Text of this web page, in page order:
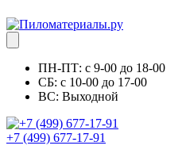
ПН-ПТ: с 9-00 до 18-00
СБ: с 10-00 до 17-00
ВС: Выходной
+7 (499) 677-17-91